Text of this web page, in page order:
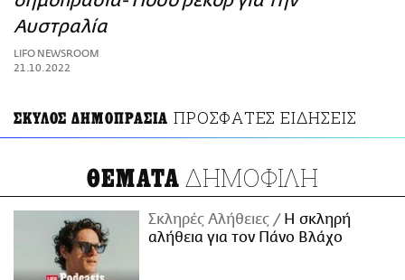
ΑΜΠΑ
PRINT
Αυστραλία
LIFO NEWSROOM
21.10.2022
ΣΚΥΛΟΣ ΔΗΜΟΠΡΑΣΙΑ ΠΡΟΣΦΑΤΕΣ ΕΙΔΗΣΕΙΣ
ΘΕΜΑΤΑ ΔΗΜΟΦΙΛΗ
Σκληρές Αλήθειες
H σκληρή
αλήθεια για τον Πάνο Βλάχο